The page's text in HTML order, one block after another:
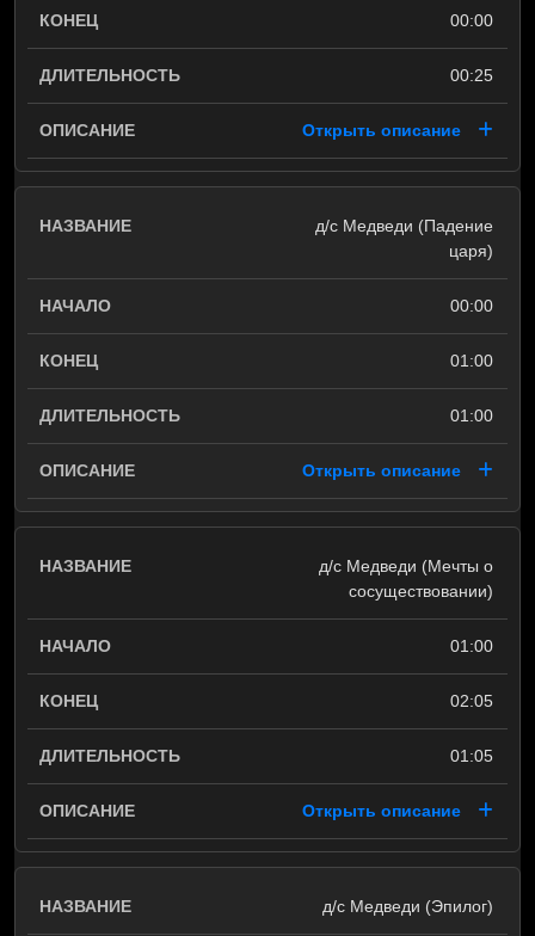
00:00
00:25
Открыть описание
д/с Медведи (Падение
царя)
00:00
01:00
01:00
Открыть описание
д/с Медведи (Мечты о
сосуществовании)
01:00
02:05
01:05
Открыть описание
д/с Медведи (Эпилог)